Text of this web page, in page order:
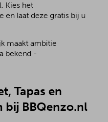
Kies het
en laat deze gratis bij u
Tapas en
bij BBQenzo.nl